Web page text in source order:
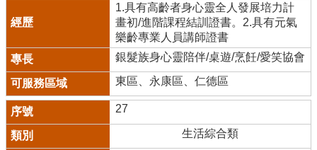
1.具有高齡者身心靈全人發展培力計
畫初/進階課程結訓證書。2.具有元氣
樂齡專業人員講師證書
銀髮族身心靈陪伴/桌遊/烹飪/愛笑協會
東區、永康區、仁德區
27
生活綜合類